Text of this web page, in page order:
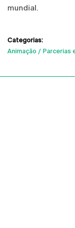
mundial.
Categorias:
Animação
Parcerias